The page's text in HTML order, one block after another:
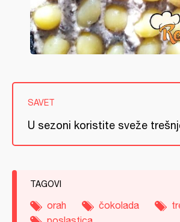
SAVET
U sezoni koristite sveže
TAGOVI
orah čokolada